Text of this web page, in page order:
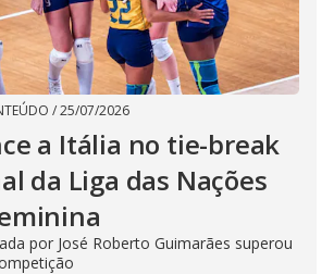
/25/07/2026
a Itália no tie-break
da Liga das Nações
por José Roberto Guimarães superou